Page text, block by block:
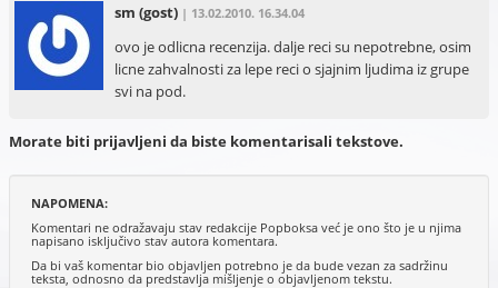
sm (gost) | 13.02.2010. 16.34.04
ovo je odlicna recenzija. dalje reci su nepotrebne, osim
licne zahvalnosti za lepe reci o sjajnim ljudima iz grupe
svi na pod.
Morate biti prijavljeni da biste komentarisali tekstove.
NAPOMENA:
Komentari ne odražavaju stav redakcije Popboksa već je ono što je u njima
napisano isključivo stav autora komentara.
Da bi vaš komentar bio objavljen potrebno je da bude vezan za sadržinu
teksta, odnosno da predstavlja mišljenje o objavljenom tekstu.